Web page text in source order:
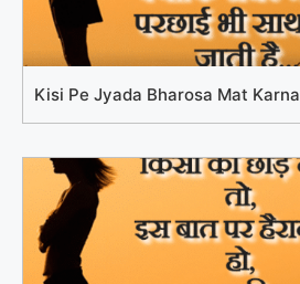
Kisi Pe Jyada Bharosa Mat Karna